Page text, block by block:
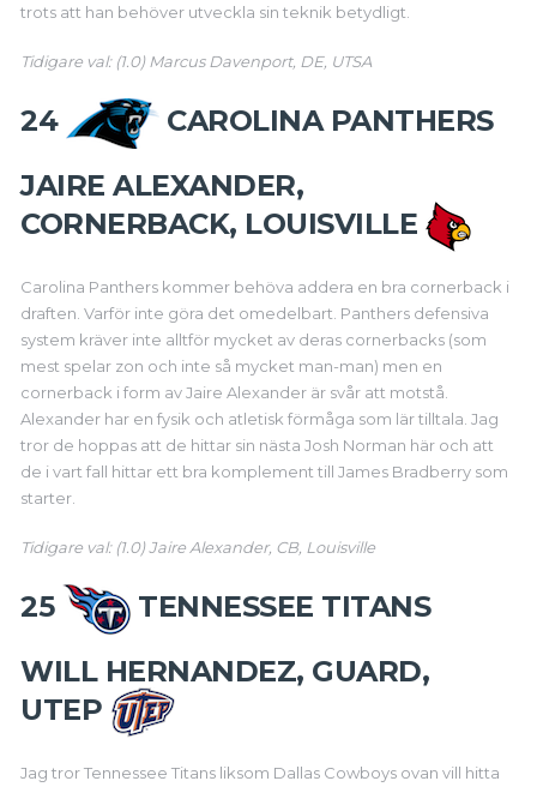
trots att han behöver utveckla sin teknik betydligt.
Tidigare val: (1.0) Marcus Davenport, DE, UTSA
24
CAROLINA PANTHERS
JAIRE ALEXANDER,
CORNERBACK, LOUISVILLE
Carolina Panthers kommer behöva addera en bra cornerback i
draften. Varför inte göra det omedelbart. Panthers defensiva
system kräver inte alltför mycket av deras cornerbacks (som
mest spelar zon och inte så mycket man-man) men en
cornerback i form av Jaire Alexander är svår att motstå.
Alexander har en fysik och atletisk förmåga som lär tilltala. Jag
tror de hoppas att de hittar sin nästa Josh Norman här och att
de i vart fall hittar ett bra komplement till James Bradberry som
starter.
Tidigare val: (1.0) Jaire Alexander, CB, Louisville
25
TENNESSEE TITANS
WILL HERNANDEZ, GUARD,
UTEP
Jag tror Tennessee Titans liksom Dallas Cowboys ovan vill hitta